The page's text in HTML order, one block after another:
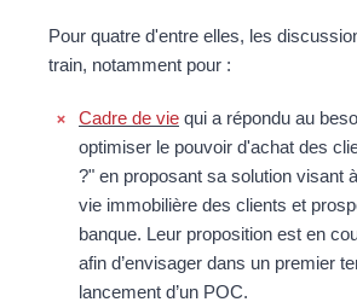
Pour quatre d'entre elles, les
train, notamment pour :
Cadre de vie qui a répondu au
optimiser le pouvoir d'achat des
?" en proposant sa solution visant
vie immobilière des clients et
banque. Leur proposition est en
afin d’envisager dans un premier
lancement d’un POC.